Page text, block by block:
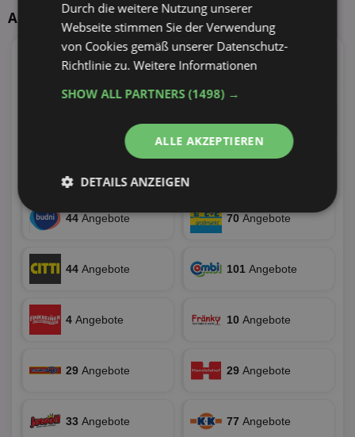
Angebote nächste Woche ab 10.08.2026
4 Angebote 51 Angebote
44 Angebote 70 Angebote
44 Angebote 101 Angebote
4 Angebote 10 Angebote
29 Angebote 29 Angebote
33 Angebote 77 Angebote
Durch die weitere Nutzung unserer
Webseite stimmen Sie der Verwendung
von Cookies gemäß unserer Datenschutz-
Richtlinie zu.Weitere Informationen
SHOW ALL PARTNERS(1498) →
ALLE AKZEPTIEREN
DETAILS ANZEIGEN
Unbedingt
erforderlich
Performance